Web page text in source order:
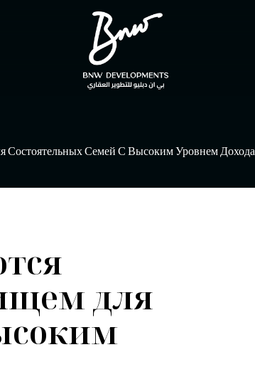
Семей С Высоким Уровнем Дохода
для